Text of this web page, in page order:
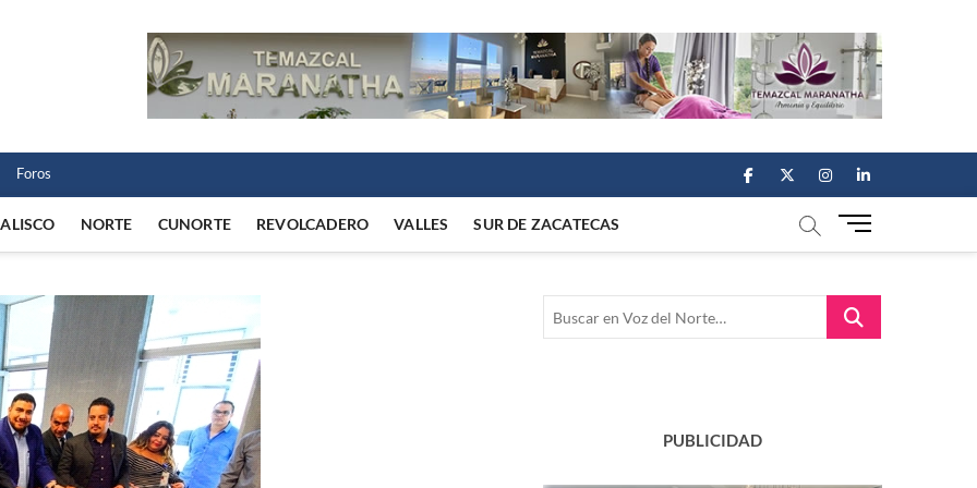
Foros facebook
twitterinstagram
linkedin
NORTE CUNORTE REVOLCADERO VALLES SUR DE ZACATECAS
M
u
B
u
Buscar
PUBLICIDAD